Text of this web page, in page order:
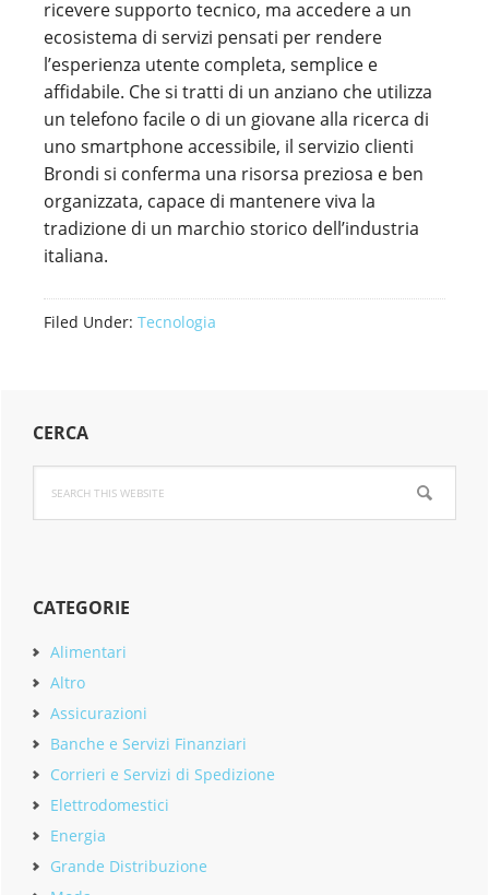
ricevere supporto tecnico, ma accedere a un
ecosistema di servizi pensati per rendere
l’esperienza utente completa, semplice e
affidabile. Che si tratti di un anziano che utilizza
un telefono facile o di un giovane alla ricerca di
uno smartphone accessibile, il servizio clienti
Brondi si conferma una risorsa preziosa e ben
organizzata, capace di mantenere viva la
tradizione di un marchio storico dell’industria
italiana.
Filed Under: Tecnologia
Primary
Sidebar
CERCA
this
website
CATEGORIE
Alimentari
Altro
Assicurazioni
Banche e Servizi Finanziari
Corrieri e Servizi di Spedizione
Elettrodomestici
Energia
Grande Distribuzione